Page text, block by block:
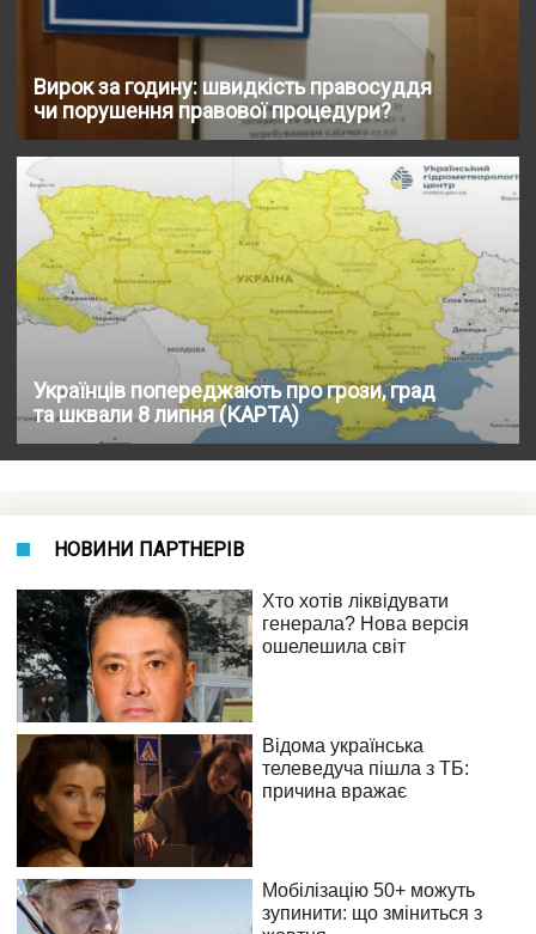
Вирок за годину: швидкість правосуддя
чи порушення правової процедури?
Українців попереджають про грози, град
та шквали 8 липня (КАРТА)
НОВИНИ ПАРТНЕРІВ